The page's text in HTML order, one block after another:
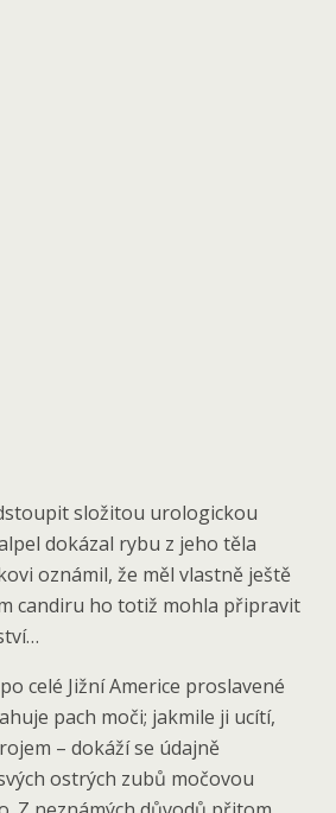
složitou urologickou
dokázal rybu z jeho těla
oznámil, že měl vlastně ještě
candiru ho totiž mohla připravit
celé Jižní Americe proslavené
pach moči; jakmile ji ucítí,
– dokáží se údajně
ostrých zubů močovou